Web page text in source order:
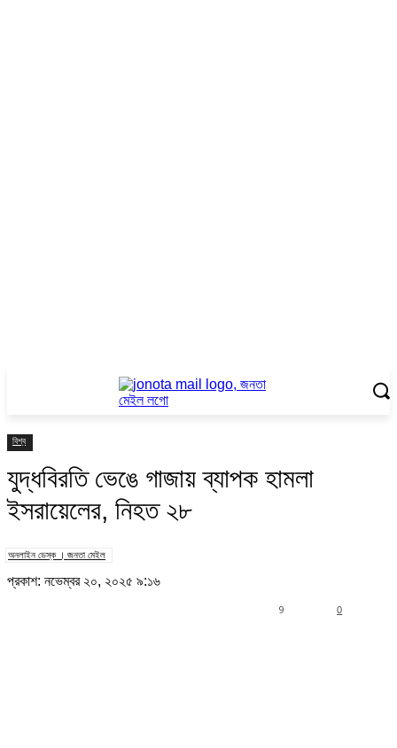
বিশ্ব
যুদ্ধবিরতি ভেঙে গাজায় ব্যাপক হামলা
ইসরায়েলের, নিহত ২৮
অনলাইন ডেস্ক । জনতা মেইল
প্রকাশ: নভেম্বর ২০, ২০২৫ ৯:১৬
0
9